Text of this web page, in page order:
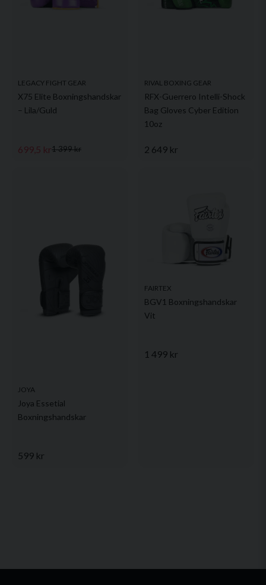
LEGACY FIGHT GEAR
X75 Elite Boxningshandskar
– Lila/Guld
1 399 kr
699,5 kr
RIVAL BOXING GEAR
RFX-Guerrero Intelli-Shock
Bag Gloves Cyber Edition
10oz
2 649 kr
JOYA
Joya Essetial
Boxningshandskar
599 kr
FAIRTEX
BGV1 Boxningshandskar
Vit
1 499 kr